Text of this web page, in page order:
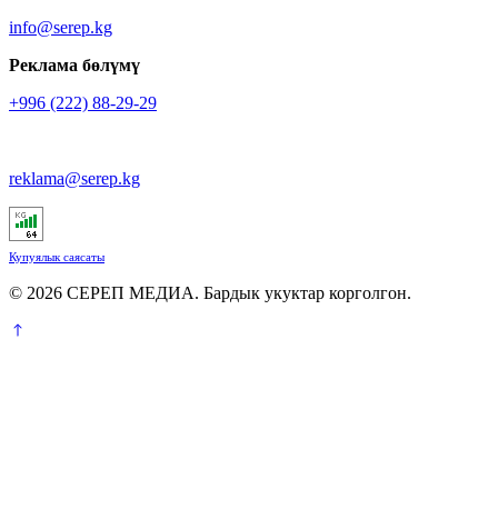
info@serep.kg
Реклама бөлүмү
+996 (222) 88-29-29
reklama@serep.kg
Купуялык саясаты
© 2026 СЕРЕП МЕДИА. Бардык укуктар корголгон.